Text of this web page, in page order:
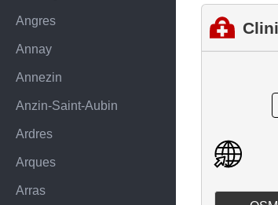
Angres
Annay
Annezin
Anzin-Saint-Aubin
Ardres
Arques
Arras